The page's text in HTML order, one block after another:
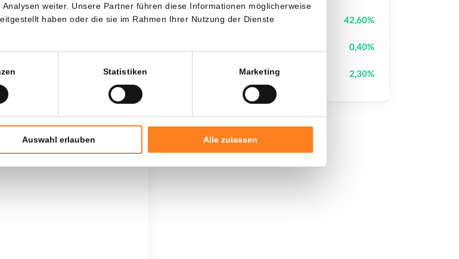
weiter. Unsere Partner führen diese Informationen möglicherweise
haben oder die sie im Rahmen Ihrer Nutzung der Dienste
Statistiken Marketing
Auswahl erlauben Alle zulassen
StonkBroker STONKBROKER 42,60%
0,40%
2,30%